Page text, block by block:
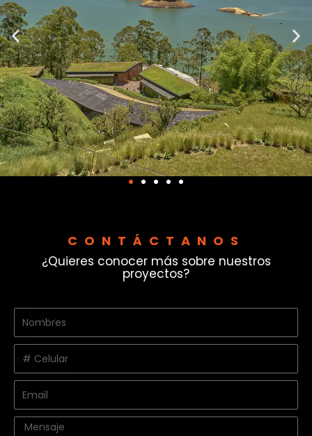
CONTÁCTANOS
¿Quieres conocer más sobre nuestros
proyectos?
apellidos
Message